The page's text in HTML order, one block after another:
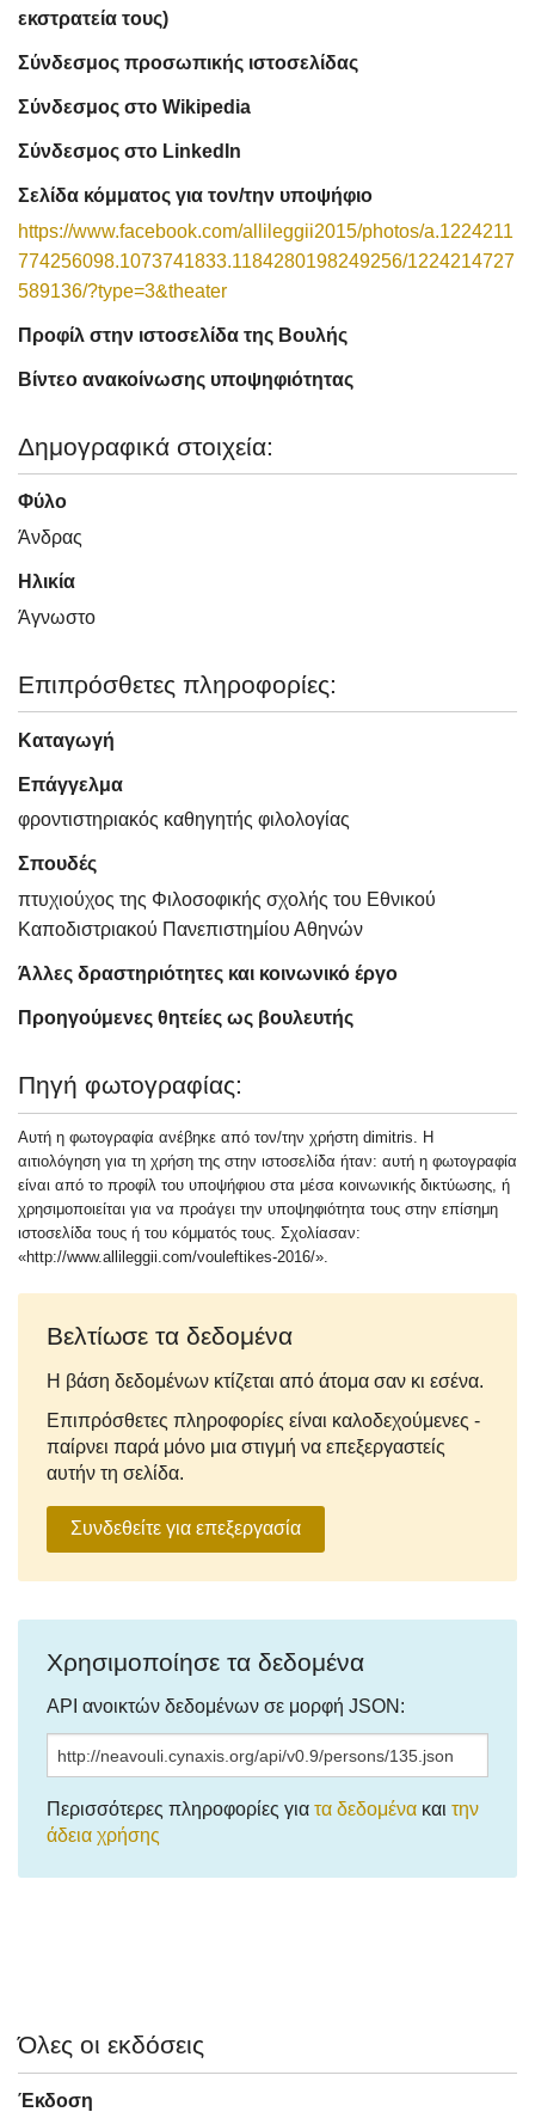
εκστρατεία τους)
Σύνδεσμος προσωπικής ιστοσελίδας
Σύνδεσμος στο Wikipedia
Σύνδεσμος στο LinkedIn
Σελίδα κόμματος για τον/την υποψήφιο
https://www.facebook.com/allileggii2015/photos/a.1224211
774256098.1073741833.1184280198249256/1224214727
589136/?type=3&theater
Προφίλ στην ιστοσελίδα της Βουλής
Βίντεο ανακοίνωσης υποψηφιότητας
Δημογραφικά στοιχεία:
Φύλο
Άνδρας
Ηλικία
Άγνωστo
Επιπρόσθετες πληροφορίες:
Καταγωγή
Επάγγελμα
φροντιστηριακός καθηγητής φιλολογίας
Σπουδές
πτυχιούχος της Φιλοσοφικής σχολής του Εθνικού
Καποδιστριακού Πανεπιστημίου Αθηνών
Άλλες δραστηριότητες και κοινωνικό έργο
Προηγούμενες θητείες ως βουλευτής
Πηγή φωτογραφίας:
Αυτή η φωτογραφία ανέβηκε από τον/την χρήστη dimitris. Η
αιτιολόγηση για τη χρήση της στην ιστοσελίδα ήταν: αυτή η φωτογραφία
είναι από το προφίλ του υποψήφιου στα μέσα κοινωνικής δικτύωσης, ή
χρησιμοποιείται για να προάγει την υποψηφιότητα τους στην επίσημη
ιστοσελίδα τους ή του κόμματός τους. Σχολίασαν:
«http://www.allileggii.com/vouleftikes-2016/».
Βελτίωσε τα δεδομένα
Η βάση δεδομένων κτίζεται από άτομα σαν κι εσένα.
Επιπρόσθετες πληροφορίες είναι καλοδεχούμενες -
παίρνει παρά μόνο μια στιγμή να επεξεργαστείς
αυτήν τη σελίδα.
Συνδεθείτε για επεξεργασία
Χρησιμοποίησε τα δεδομένα
API ανοικτών δεδομένων σε μορφή JSON:
Περισσότερες πληροφορίες για τα δεδομένα και την
άδεια χρήσης
Όλες οι εκδόσεις
Έκδοση